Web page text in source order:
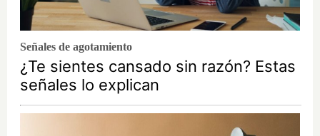
Señales de agotamiento
¿Te sientes cansado sin razón? Estas
señales lo explican